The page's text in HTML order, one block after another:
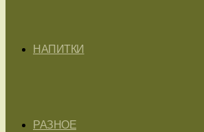
НАПИТКИ
РАЗНОЕ